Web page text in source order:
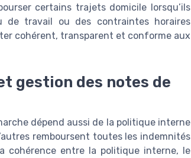
certains trajets domicile lorsqu’ils
de travail ou des contraintes horaires
cohérent, transparent et conforme aux
gestion des notes de
dépend aussi de la politique interne
remboursent toutes les indemnités
cohérence entre la politique interne, le